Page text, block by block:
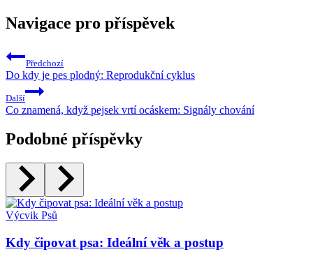
Navigace pro příspěvek
Předchozí
Do kdy je pes plodný: Reprodukční cyklus
Další
Co znamená, když pejsek vrtí ocáskem: Signály chování
Podobné příspěvky
Výcvik Psů
Kdy čipovat psa: Ideální věk a postup